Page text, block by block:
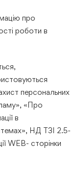
про
роботи в
персональних
«Про
в
НД ТЗІ 2.5-
WEB- сторінки